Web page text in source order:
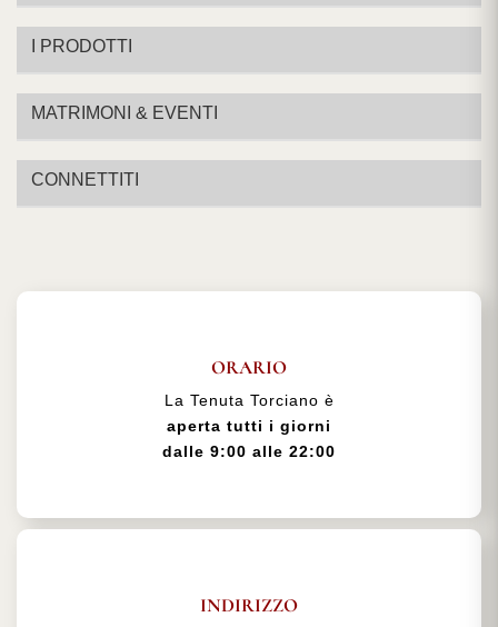
I PRODOTTI
MATRIMONI & EVENTI
CONNETTITI
ORARIO
La Tenuta Torciano è
aperta tutti i giorni
dalle 9:00 alle 22:00
INDIRIZZO